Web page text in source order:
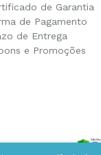
de Garantia
de Pagamento
de Entrega
e Promoções